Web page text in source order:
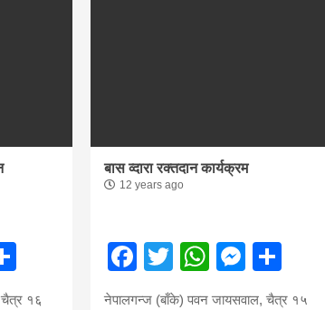
१६
बास व्दारा रक्तदान कार्यक्रम
12 years ago
Facebook
Twitter
नेपालगन्ज (बाँके) पवन जायसवाल, चैत्र १५